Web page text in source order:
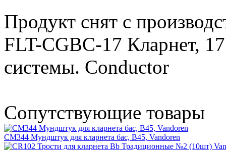
Продукт снят с
FLT-CGBC-17 Кларнет,
системы. Conductor
Сопутствующие товары
CM344 Мундштук для кларнета бас, B45, Vandoren